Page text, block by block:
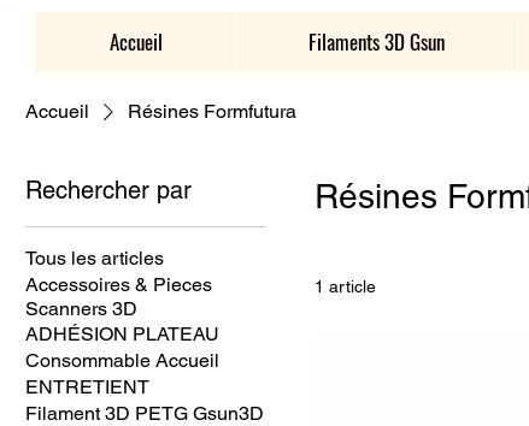
Accueil Filaments 3D Gsun
Accueil Résines Formfutura
Rechercher par
Tous les articles
Accessoires & Pieces
Scanners 3D
ADHÉSION PLATEAU
Consommable Accueil
ENTRETIENT
Filament 3D PETG Gsun3D
Résines
1 article